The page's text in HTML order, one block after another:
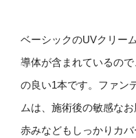
ベーシックのUVクリー
導体が含まれているの
の良い1本です。ファン
ムは、施術後の敏感な
赤みなどもしっかりカ